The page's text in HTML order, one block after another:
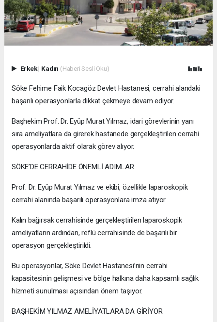
Erkek| Kadın (Haberi Sesli Oku)
Söke Fehime Faik Kocagöz Devlet Hastanesi, cerrahi alandaki
başarılı operasyonlarla dikkat çekmeye devam ediyor.
Başhekim Prof. Dr. Eyüp Murat Yılmaz, idari görevlerinin yanı
sıra ameliyatlara da girerek hastanede gerçekleştirilen cerrahi
operasyonlarda aktif olarak görev alıyor.
SÖKE’DE CERRAHİDE ÖNEMLİ ADIMLAR
Prof. Dr. Eyüp Murat Yılmaz ve ekibi, özellikle laparoskopik
cerrahi alanında başarılı operasyonlara imza atıyor.
Kalın bağırsak cerrahisinde gerçekleştirilen laparoskopik
ameliyatların ardından, reflü cerrahisinde de başarılı bir
operasyon gerçekleştirildi.
Bu operasyonlar, Söke Devlet Hastanesi’nin cerrahi
kapasitesinin gelişmesi ve bölge halkına daha kapsamlı sağlık
hizmeti sunulması açısından önem taşıyor.
BAŞHEKİM YILMAZ AMELİYATLARA DA GİRİYOR